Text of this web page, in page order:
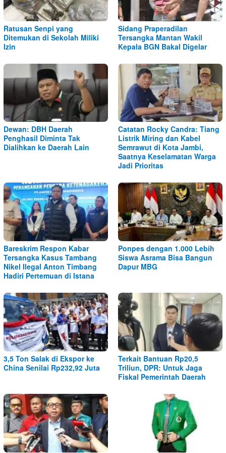
Ratusan Senpi yang
Ditemukan di Sekolah Miliki
Izin
Sidang Praperadilan
Tersangka Mantan Wakil
Kepala BGN Bakal Digelar
Dewan: DBH Daerah
Penghasil Diminta Tak
Dialihkan ke Daerah Lain
Catatan Rocky Candra: Tiang
Listrik Miring dan Kabel
Semrawut di Kota Jambi,
Saatnya Keselamatan Warga
Jadi Prioritas
Bareskrim Respon Kabar
Tersangka Kasus Tambang
Nikel Ilegal Anton Timbang
Hadiri Pertemuan di Istana
Ponpes dengan 1.000 Lebih
Siswa Asrama Bisa Bangun
Dapur MBG
3,5 Ton Salak di Ekspor ke
China Senilai Rp232,92 Juta
Terkait Bantuan Rp20,5
Triliun, DPR: Untuk Jaga
Fiskal Pemerintah Daerah